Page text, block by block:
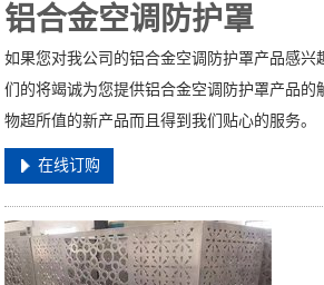
铝合金空调防护罩
如果您对我公司的铝合金空调防护罩产品感兴
们的将竭诚为您提供铝合金空调防护罩产品的
物超所值的新产品而且得到我们贴心的服务。
在线订购